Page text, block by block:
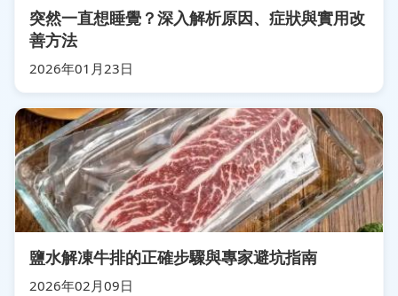
突然一直想睡覺？深入解析原因、症狀與實用改
善方法
2026年01月23日
鹽水解凍牛排的正確步驟與專家避坑指南
2026年02月09日